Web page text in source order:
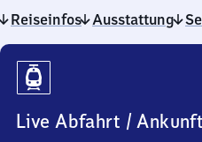
Reiseinfos Ausstattung
Reiseinfos
Live Abfahrt / Ankunft